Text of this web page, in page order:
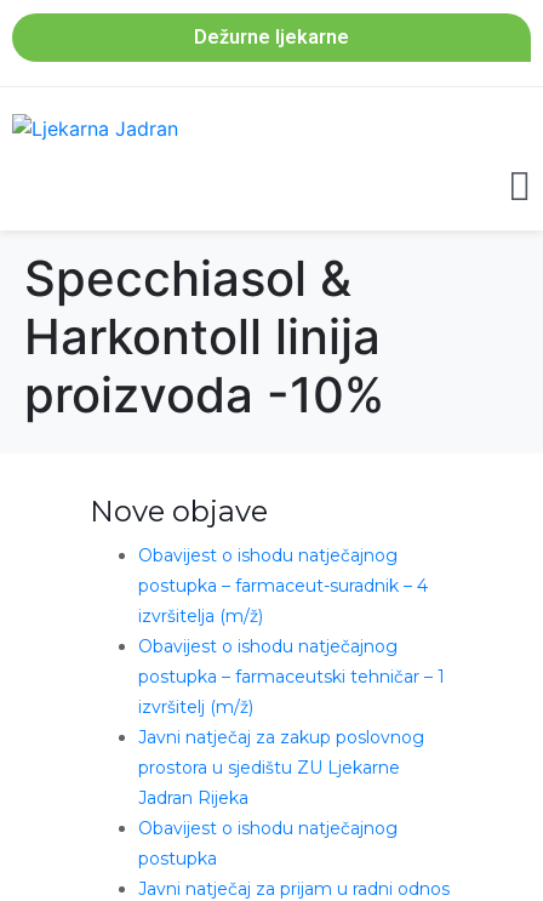
Dežurne ljekarne
Specchiasol &
Harkontoll linija
proizvoda -10%
Nove objave
Obavijest o ishodu natječajnog
postupka – farmaceut-suradnik – 4
izvršitelja (m/ž)
Obavijest o ishodu natječajnog
postupka – farmaceutski tehničar – 1
izvršitelj (m/ž)
Javni natječaj za zakup poslovnog
prostora u sjedištu ZU Ljekarne
Jadran Rijeka
Obavijest o ishodu natječajnog
postupka
Javni natječaj za prijam u radni odnos